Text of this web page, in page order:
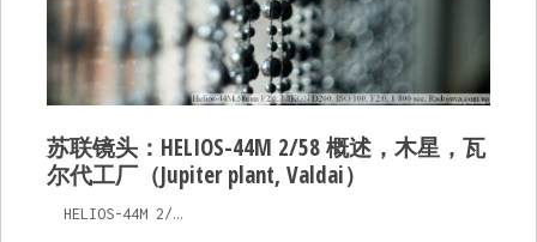
苏联镜头：HELIOS-44M 2/58 概述，木星，瓦
尔代工厂（Jupiter plant, Valdai）
HELIOS-44M 2/…